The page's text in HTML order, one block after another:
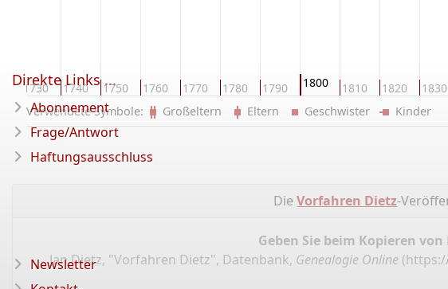
1730 1740 1750 1760 1770 1780 1790 1800 1810 1820 1830
Verwendete Symbole: Großeltern Eltern Geschwister Kinder
DieVorfahren Dietz-
Geben Sie beim Kopieren
Jan Dietz, "Vorfahren Dietz", Datenbank, Genealogie Online (
Direkte Links ...
Abonnement
Frage/Antwort
Haftungsausschluss
Newsletter